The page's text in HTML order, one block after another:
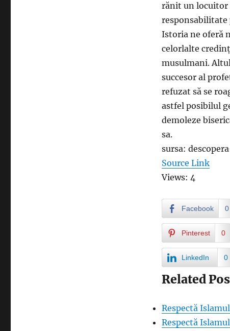
rănit un locuitor
responsabilitate
Istoria ne oferă
celorlalte
musulmani.
succesor al
refuzat să se
astfel posibilul
demoleze
sa.
sursa:
Source Link
Views: 4
Facebook 0
Pinterest 0
LinkedIn 0
Related
Respectă
Respectă